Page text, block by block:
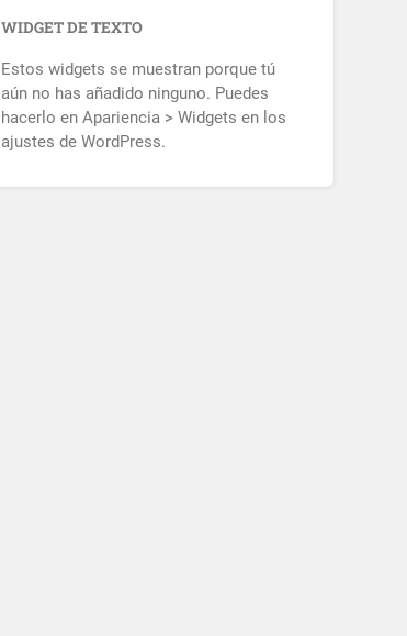
WIDGET DE TEXTO
Estos widgets se muestran porque tú
aún no has añadido ninguno. Puedes
hacerlo en Apariencia > Widgets en los
ajustes de WordPress.